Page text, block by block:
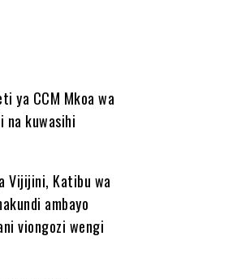
ya CCM Mkoa wa
na kuwasihi
Vijijini, Katibu wa
ambayo
viongozi wengi